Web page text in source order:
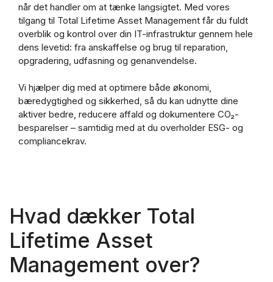
når det handler om at tænke langsigtet. Med vores
tilgang til Total Lifetime Asset Management får du fuldt
overblik og kontrol over din IT-infrastruktur gennem hele
dens levetid: fra anskaffelse og brug til reparation,
opgradering, udfasning og genanvendelse.
Vi hjælper dig med at optimere både økonomi,
bæredygtighed og sikkerhed, så du kan udnytte dine
aktiver bedre, reducere affald og dokumentere CO₂-
besparelser – samtidig med at du overholder ESG- og
compliancekrav.
Hvad dækker Total
Lifetime Asset
Management over?